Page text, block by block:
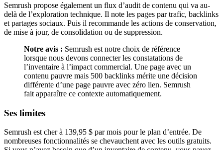
Semrush propose également un flux d’audit de contenu qui va au-
delà de l’exploration technique. Il note les pages par trafic, backlinks
et partages sociaux. Puis il recommande les actions de conservation,
de mise à jour, de consolidation ou de suppression.
Notre avis : Semrush est notre choix de référence
lorsque nous devons connecter les constatations de
l’inventaire à l’impact commercial. Une page avec un
contenu pauvre mais 500 backlinks mérite une décision
différente d’une page pauvre avec zéro lien. Semrush
fait apparaître ce contexte automatiquement.
Ses limites
Semrush est cher à 139,95 $ par mois pour le plan d’entrée. De
nombreuses fonctionnalités se chevauchent avec les outils gratuits.